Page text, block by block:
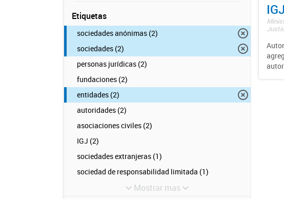
Etiquetas
sociedades anónimas (2)
sociedades (2)
personas jurídicas (2)
fundaciones (2)
entidades (2)
autoridades (2)
asociaciones civiles (2)
IGJ (2)
sociedades extranjeras (1)
sociedad de responsabilidad limitada (1)
Mostrar mas